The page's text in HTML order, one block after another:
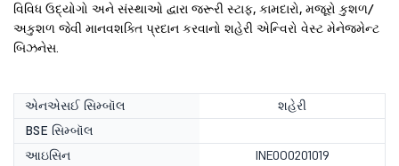
વિવિધ ઉદ્યોગો અને સંસ્થાઓ દ્વારા જરૂરી સ્ટાફ, કામદારો, મજૂરો કુશળ/
અકુશળ જેવી માનવશક્તિ પ્રદાન કરવાનો શહેરી એન્વિરો વેસ્ટ મેનેજમેન્ટ
બિઝનેસ.
એનએસઈ સિમ્બૉલ
શહેરી
BSE સિમ્બૉલ
આઇસિન
INE0O0201019